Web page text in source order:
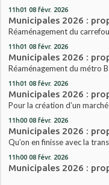
11h01 08 févr. 2026
Municipales 2026 :
Réaménagement du
11h01 08 févr. 2026
Municipales 2026 :
Réaménagement du métro
11h01 08 févr. 2026
Municipales 2026 :
Pour la création d’un
11h00 08 févr. 2026
Municipales 2026 :
Qu’on en finisse avec la
11h00 08 févr. 2026
Municipales 2026 :